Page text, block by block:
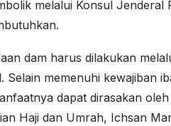
melalui Konsul
dam harus dilakukan
Selain memenuhi kewajiban
dapat dirasakan
Haji dan Umrah, Ichsan